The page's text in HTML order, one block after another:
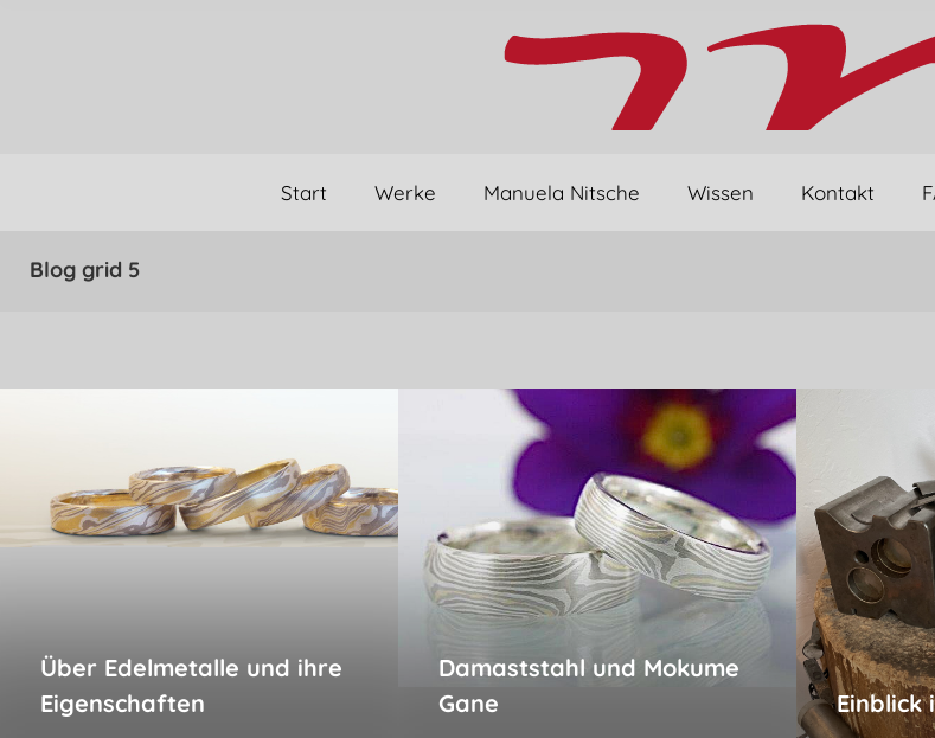
Start Werke Manuela Nitsche Wissen Kontakt
Blog grid 5
Über Edelmetalle und ihre
Eigenschaften
Damaststahl und Mokume
Gane
Einblick